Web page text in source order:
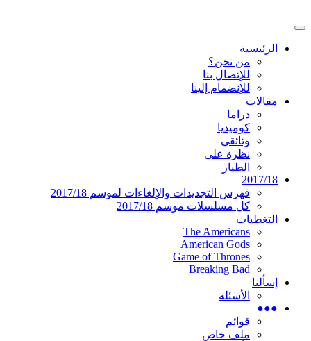
إلى
دليل التلفزيون العربي
موقع عربي متخصص في أخبار ومقالات حول
المسلسلات الأجنبية
القائمة
الرئيسيةالرئيسية
من نحن؟
للإتصال بنا
للإنضمام إلينا
مقالات
دراما
كوميديا
وثائقي
نظرة على
الطيار
2017/18
فهرس التجديدات والإلغاءات لموسم 2017/18
كل مسلسلات موسم 2017/18
التغطيات
The Americans
American Gods
Game of Thrones
Breaking Bad
إسألنا
الأسئلة
●●●
قوائم
ملف خاص